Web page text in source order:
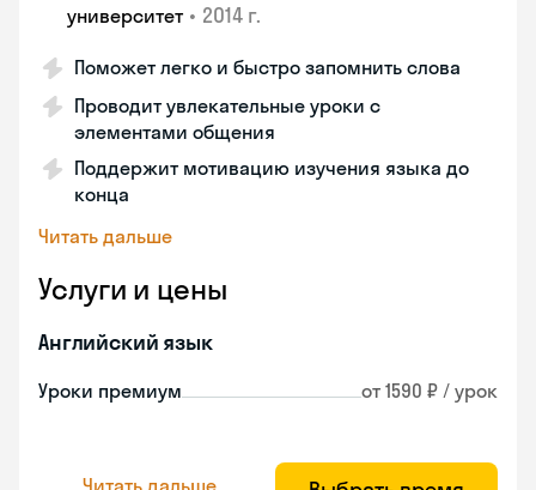
университет • 2014 г.
Поможет легко и быстро запомнить слова
Проводит увлекательные уроки с
элементами общения
Поддержит мотивацию изучения языка до
конца
Читать дальше
Услуги и цены
Английский язык
Уроки премиум от 1590 ₽ / урок
Читать дальше